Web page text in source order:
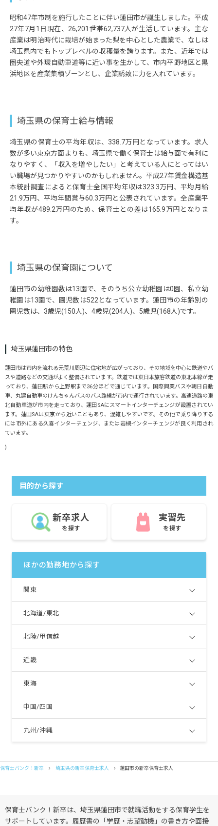
昭和47年市制を施行したことに伴い蓮田市が誕生しました。平成
27年7月1日現在、26,201世帯62,737人が生活しています。主な
産業は明治時代に栽培が始まった梨を中心とした農業で、なしは
埼玉県内でもトップレベルの収穫量を誇ります。また、近年では
圏央道や外環自動車道等に近い事を生かして、市内平野地区と黒
浜地区を産業集積ゾーンとし、企業誘致に力を入れています。
埼玉県の保育士給与情報
埼玉県の保育士の平均年収は、338.7万円となっています。求人
数が多い東京方面よりも、埼玉県で働く保育士は給与面で有利に
なりやすく、「収入を増やしたい」と考えている人にとってはい
い職場が見つかりやすいのかもしれません。平成27年賃金構造基
本統計調査によると保育士全国平均年収は323.3万円、平均月給
21.9万円、平均年間賞与60.3万円と公表されています。全産業平
均年収が489.2万円のため、保育士との差は165.9万円となりま
す。
埼玉県の保育園について
蓮田市の幼稚園数は13園で、そのうち公立幼稚園は0園、私立幼
稚園は13園で、園児数は522となっています。蓮田市の年齢別の
園児数は、3歳児(150人)、4歳児(204人)、5歳児(168人)です。
埼玉県蓮田市の特色
蓮田市は市内を流れる元荒川周辺に住宅地が広がっており、その地域を中心に鉄道やバ
スや道路などの交通がよく整備されています。鉄道では東日本旅客鉄道の東北本線が走
っており、蓮田駅から上野駅まで36分ほどで通じています。国際興業バスや朝日自動
車、丸建自動車のけんちゃんバスのバス路線が市内で運行されています。高速道路の東
北自動車道が市内を走っており、蓮田SAにスマートインターチェンジが設置されてい
ます。蓮田SAは東京から近いこともあり、混雑しやすいです。その他で乗り降りする
には市外にある久喜インターチェンジ、または岩槻インターチェンジが良く利用され
ています。
)
目的から探す
新卒求人
を探す
実習先
を探す
ほかの勤務地から探す
関東
北海道/東北
北陸/甲信越
近畿
東海
中国/四国
九州/沖縄
保育士バンク！新卒 埼玉県の新卒保育士求人 蓮田市の新卒保育士求人
保育士バンク！新卒は、埼玉県蓮田市で就職活動をする保育学生を
サポートしています。履歴書の「学歴・志望動機」の書き方や面接